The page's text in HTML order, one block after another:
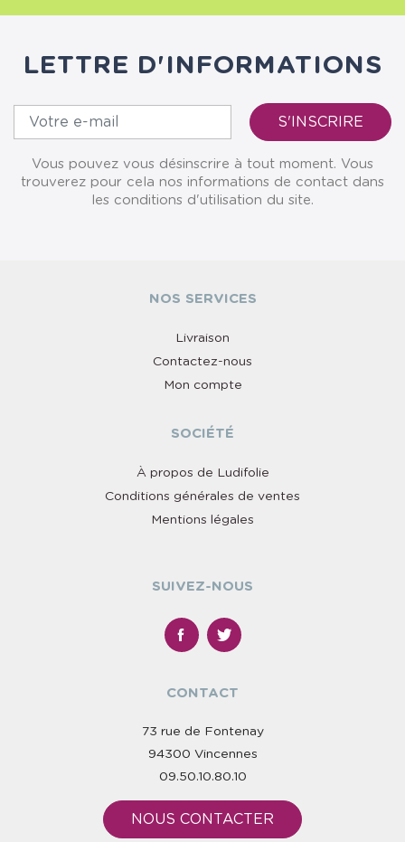
LETTRE D'INFORMATIONS
Vous pouvez vous désinscrire à tout moment. Vous
trouverez pour cela nos informations de contact dans
les conditions d'utilisation du site.
NOS SERVICES
Livraison
Contactez-nous
Mon compte
SOCIÉTÉ
À propos de Ludifolie
Conditions générales de ventes
Mentions légales
SUIVEZ-NOUS
CONTACT
73 rue de Fontenay
94300 Vincennes
09.50.10.80.10
NOUS CONTACTER